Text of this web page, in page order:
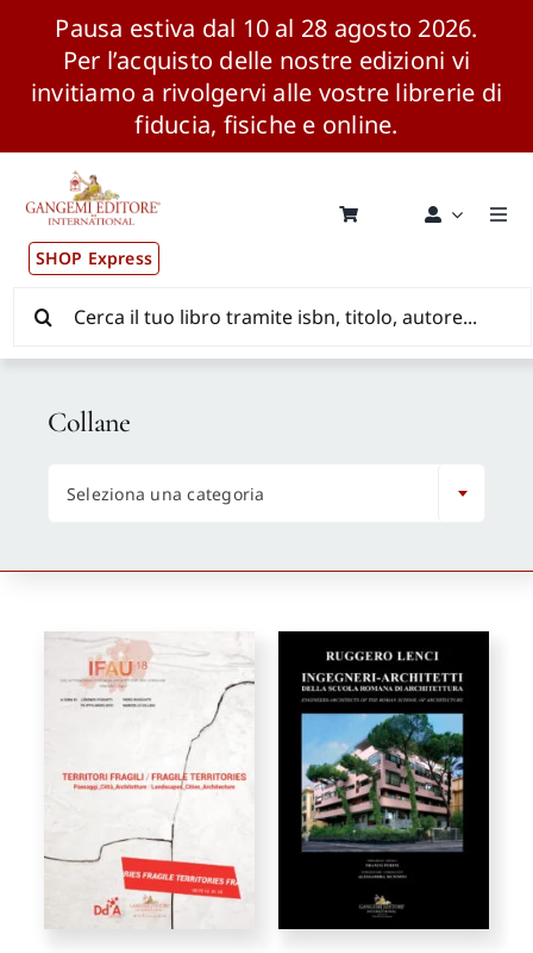
Pausa estiva dal 10 al 28 agosto 2026.
Per l’acquisto delle nostre edizioni vi
invitiamo a rivolgervi alle vostre librerie di
fiducia, fisiche e online.
contenuto
SHOP Express
Pubblicazioni
News ed Eventi
Distribuzione Wolrdwide
CONSIP / MEPA / ANVUR / CINECA
Proposte di pubblicazione
Gangemi Editore
Newsletter
per:
Collane
Seleziona una categoria